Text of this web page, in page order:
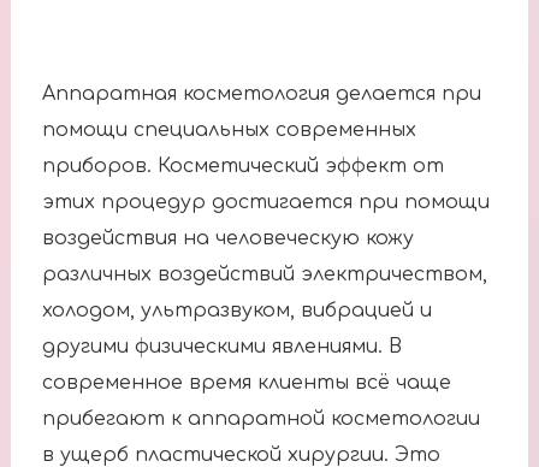
Аппаратная косметология делается при
помощи специальных современных
приборов. Косметический эффект от
этих процедур достигается при помощи
воздействия на человеческую кожу
различных воздействий электричеством,
холодом, ультразвуком, вибрацией и
другими физическими явлениями. В
современное время клиенты всё чаще
прибегают к аппаратной косметологии
в ущерб пластической хирургии. Это